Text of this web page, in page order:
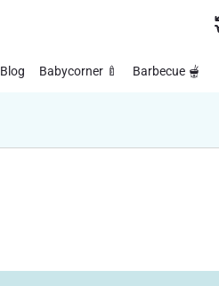
Blog Babycorner 🍼 Barbecue 🫕